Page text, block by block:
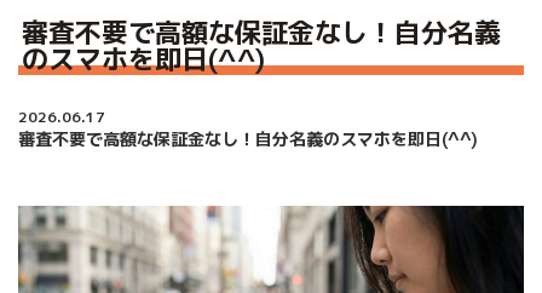
審査不要で高額な保証金なし！自分名義
のスマホを即日(^^)
2026.06.17
審査不要で高額な保証金なし！自分名義のスマホを即日(^^)